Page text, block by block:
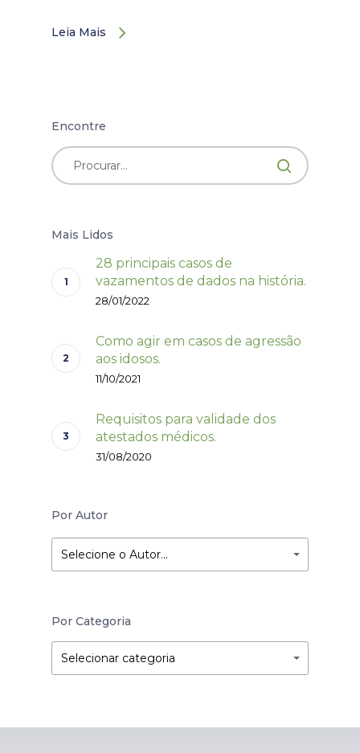
Leia Mais
Encontre
Mais Lidos
28 principais casos de
vazamentos de dados na história.
28/01/2022
Como agir em casos de agressão
aos idosos.
11/10/2021
Requisitos para validade dos
atestados médicos.
31/08/2020
Por Autor
Selecione o Autor…
Por Categoria
Por
Categoria
Selecionar categoria
Categoria